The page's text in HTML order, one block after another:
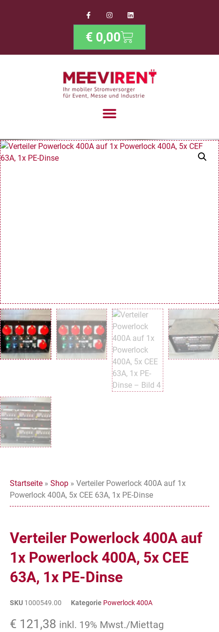
€ 0,00
Startseite » Shop » Verteiler Powerlock 400A auf 1x
Powerlock 400A, 5x CEE 63A, 1x PE-Dinse
Verteiler Powerlock 400A auf
1x Powerlock 400A, 5x CEE
63A, 1x PE-Dinse
SKU 1000549.00 Kategorie Powerlock 400A
€ 121,38 inkl. 19% Mwst./Miettag